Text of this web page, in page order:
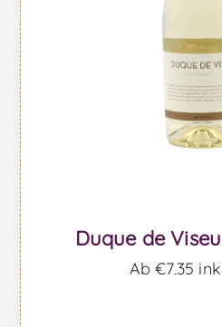
Duque de
Ab €7,35